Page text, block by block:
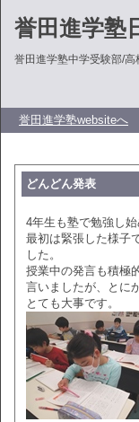
誉田進学塾
誉田進学塾中学受験部/
誉田進学塾websiteへ
どんどん発表
4年生も塾で勉強し
最初は緊張した様子
した。
授業中の発言も積極
言いましたが、とに
とても大事です。